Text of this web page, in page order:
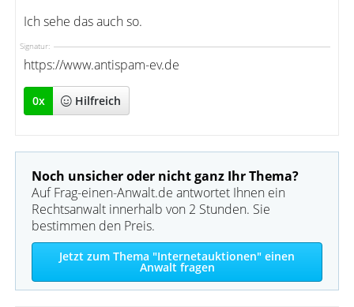
Ich sehe das auch so.
Signatur:
https://www.antispam-ev.de
0x Hilfreich
Noch unsicher oder nicht ganz Ihr Thema?
Auf Frag-einen-Anwalt.de antwortet Ihnen ein
Rechtsanwalt innerhalb von 2 Stunden. Sie
bestimmen den Preis.
Jetzt zum Thema "Internetauktionen" einen
Anwalt fragen